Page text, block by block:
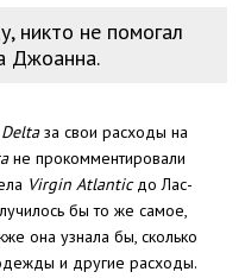
никто не помогал
Джоанна.
Deltaза свои расходы на
не прокомментировали
Virgin Atlanticдо Лас-
бы то же самое,
она узнала бы, сколько
и другие расходы.